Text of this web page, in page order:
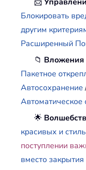
Блокировать
другим
Расширенный
📁 Вложения
Пакетное
Автосохранение
Автоматическое
🌟
красивых и
поступлении
вместо закрытия